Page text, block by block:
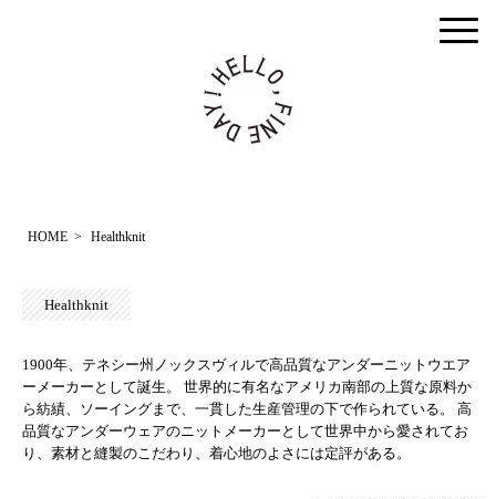
HOME > Healthknit
Healthknit
1900年、テネシー州ノックスヴィルで高品質なアンダーニットウエア
ーメーカーとして誕生。 世界的に有名なアメリカ南部の上質な原料か
ら紡績、ソーイングまで、一貫した生産管理の下で作られている。 高
品質なアンダーウェアのニットメーカーとして世界中から愛されてお
り、素材と縫製のこだわり、着心地のよさには定評がある。